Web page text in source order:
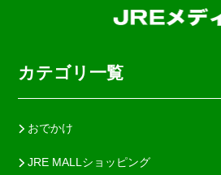
カテゴリ一覧
おでかけ
JRE MALLショッピング